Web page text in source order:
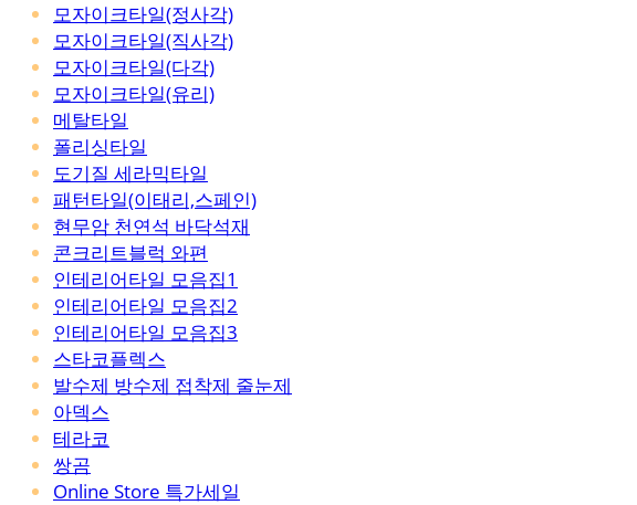
모자이크타일(정사각)
모자이크타일(직사각)
모자이크타일(다각)
모자이크타일(유리)
메탈타일
폴리싱타일
도기질 세라믹타일
패턴타일(이태리,스페인)
현무암 천연석 바닥석재
콘크리트블럭 와편
인테리어타일 모음집1
인테리어타일 모음집2
인테리어타일 모음집3
스타코플렉스
발수제 방수제 접착제 줄눈제
아덱스
테라코
쌍곰
Online Store 특가세일